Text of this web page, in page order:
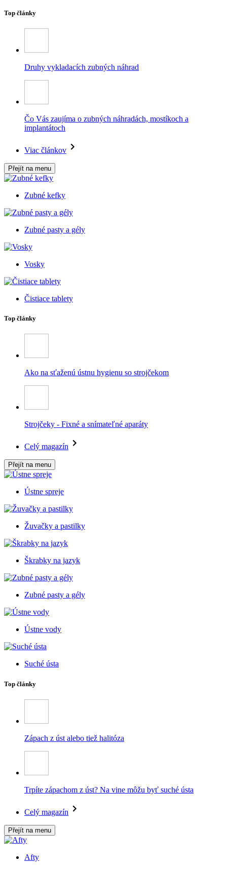
Top články
Druhy vykladacích zubných náhrad
Čo Vás zaujíma o zubných náhradách, mostíkoch a
implantátoch
Viac článkov
Přejít na menu
Zubné kefky
Zubné pasty a gély
Vosky
Čistiace tablety
Top články
Ako na sťaženú ústnu hygienu so strojčekom
Strojčeky - Fixné a snímateľné aparáty
Celý magazín
Přejít na menu
Ústne spreje
Žuvačky a pastilky
Škrabky na jazyk
Zubné pasty a gély
Ústne vody
Suché ústa
Top články
Zápach z úst alebo tiež halitóza
Trpíte zápachom z úst? Na vine môžu byť suché ústa
Celý magazín
Přejít na menu
Afty